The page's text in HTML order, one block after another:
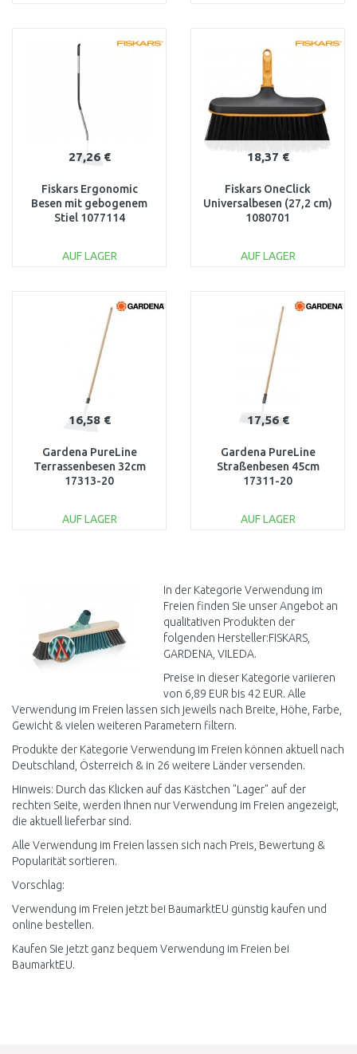
Vergleichen Vergleichen
27,26 €
Fiskars Ergonomic
Besen mit gebogenem
Stiel 1077114
AUF LAGER
Vergleichen
18,37 €
Fiskars OneClick
Universalbesen (27,2 cm)
1080701
AUF LAGER
Vergleichen
16,58 €
Gardena PureLine
Terrassenbesen 32cm
17313-20
AUF LAGER
17,56 €
Gardena PureLine
Straßenbesen 45cm
17311-20
AUF LAGER
Vergleichen
In der Kategorie Verwendung im
Freien finden Sie unser Angebot an
qualitativen Produkten der
folgenden Hersteller:FISKARS,
GARDENA, VILEDA.
Preise in dieser Kategorie variieren
von 6,89 EUR bis 42 EUR. Alle
Verwendung im Freien lassen sich jeweils nach Breite, Höhe, Farbe,
Gewicht & vielen weiteren Parametern filtern.
Produkte der Kategorie Verwendung im Freien können aktuell nach
Deutschland, Österreich & in 26 weitere Länder versenden.
Hinweis: Durch das Klicken auf das Kästchen "Lager" auf der
rechten Seite, werden Ihnen nur Verwendung im Freien angezeigt,
die aktuell lieferbar sind.
Alle Verwendung im Freien lassen sich nach Preis, Bewertung &
Popularität sortieren.
Vorschlag:
Verwendung im Freien jetzt bei BaumarktEU günstig kaufen und
online bestellen.
Kaufen Sie jetzt ganz bequem Verwendung im Freien bei
BaumarktEU.